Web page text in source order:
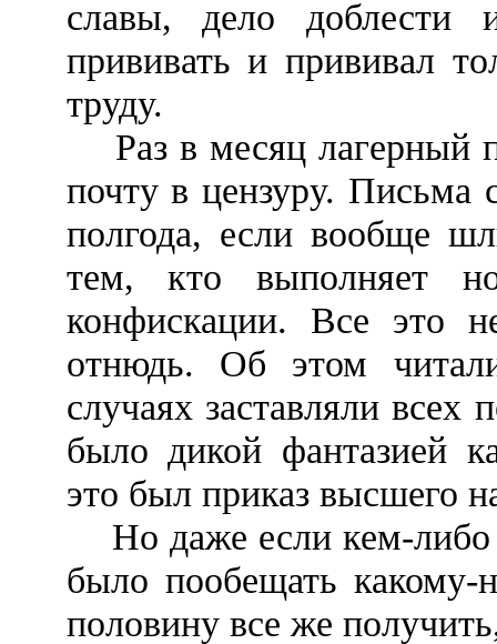
славы, дело доблести
прививать и прививал
труду.
Раз в месяц лагерный
почту в цензуру.
полгода, если вообще
тем, кто выполняет
конфискации. Все это
отнюдь. Об этом
случаях заставляли всех
было дикой фантазией
это был приказ высшего
Но даже если кем-либо
было пообещать какому-
половину все же